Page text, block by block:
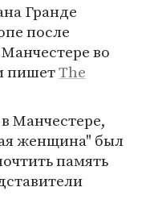
Гранде
после
во
пишетThe
Манчестере,
женщина" был
память